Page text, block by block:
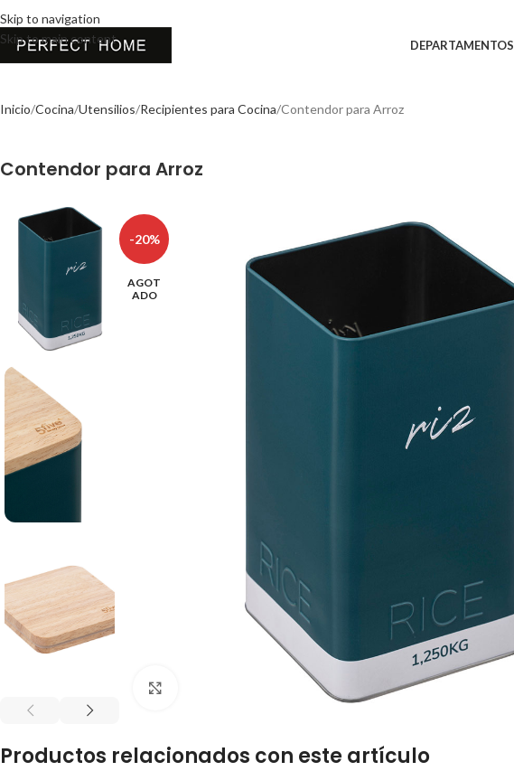
Skip to navigation
Skip to main content
DEPARTAMENTOS
Inicio Cocina Utensilios Recipientes para Cocina Contendor para Arroz
Contendor para Arroz
-20%
AGOT
ADO
Productos relacionados con este artículo